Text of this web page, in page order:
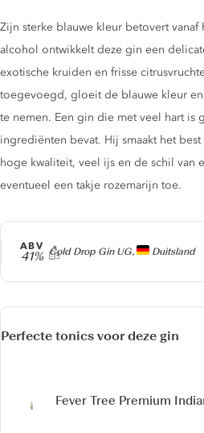
Producer
Cold Drop Gin UG, Duitsland
ABV
41%
Gin description
Zijn sterke blauwe kleur betovert vanaf
alcohol ontwikkelt deze gin een
exotische kruiden en frisse
toegevoegd, gloeit de blauwe kleur
te nemen. Een gin die met veel hart is
ingrediënten bevat. Hij smaakt het
hoge kwaliteit, veel ijs en de schil van
eventueel een takje rozemarijn toe.
Perfecte tonics voor deze gin
Fever Tree Premium